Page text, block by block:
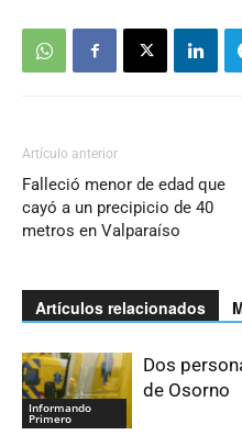
Artículo anterior
Falleció menor de edad que
cayó a un precipicio de 40
metros en Valparaíso
Artículos relacionados
Informando
Primero
Dos
de Osorno